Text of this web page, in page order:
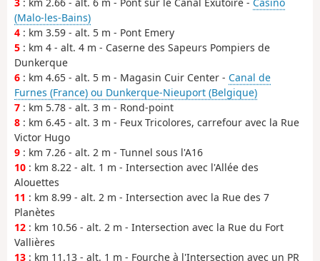
(Malo-les-Bains)
4 : km 3.59 - alt. 5 m - Pont Emery
5 : km 4 - alt. 4 m - Caserne des Sapeurs Pompiers de
Dunkerque
6 : km 4.65 - alt. 5 m - Magasin Cuir Center - Canal de
Furnes (France) ou Dunkerque-Nieuport (Belgique)
7 : km 5.78 - alt. 3 m - Rond-point
8 : km 6.45 - alt. 3 m - Feux Tricolores, carrefour avec la Rue
Victor Hugo
9 : km 7.26 - alt. 2 m - Tunnel sous l'A16
10 : km 8.22 - alt. 1 m - Intersection avec l'Allée des
Alouettes
11 : km 8.99 - alt. 2 m - Intersection avec la Rue des 7
Planètes
12 : km 10.56 - alt. 2 m - Intersection avec la Rue du Fort
Vallières
13 : km 11.13 - alt. 1 m - Fourche à l'Intersection avec un PR